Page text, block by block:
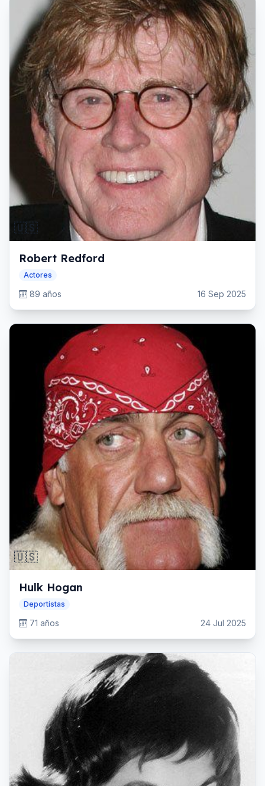
🇺🇸
Robert Redford
Actores
89 años 16 Sep 2025
🇺🇸
Hulk Hogan
Deportistas
71 años 24 Jul 2025